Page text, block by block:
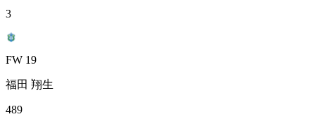
3
FW 19
福田 翔生
489